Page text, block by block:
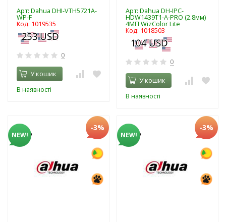
Арт: Dahua DHI-VTH5721A-
WP-F
Код: 1019535
0
У кошик
В наявності
Арт: Dahua DH-IPC-
HDW1439T1-A-PRO (2.8мм)
4МП WizColor Lite
Код: 1018503
0
У кошик
В наявності
NEW!
-3%
NEW!
-3%